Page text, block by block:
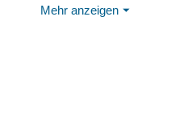
Mehr anzeigen ⏷